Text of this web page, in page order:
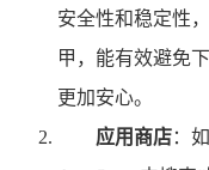
安全性和稳定性
甲，能有效避免
更加安心。
应用商店：